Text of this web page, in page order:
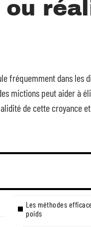
fréquemment dans les
mictions peut aider à
de cette croyance
Les méthodes
poids